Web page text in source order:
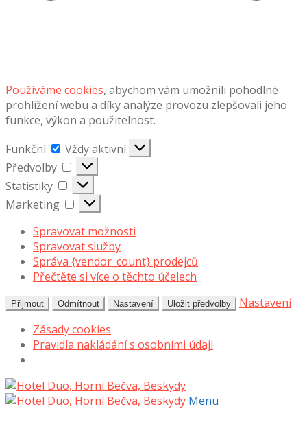
Používáme cookies, abychom vám umožnili pohodlné
prohlížení webu a díky analýze provozu zlepšovali jeho
funkce, výkon a použitelnost.
Funkční
Funkční
Vždy aktivní
Předvolby
Předvolby
Statistiky
Statistiky
Marketing
Marketing
Spravovat možnosti
Spravovat služby
Správa {vendor_count} prodejců
Přečtěte si více o těchto účelech
Přijmout Odmítnout Nastavení Uložit předvolby
Nastavení
Zásady cookies
Pravidla nakládání s osobními údaji
Přeskočit
na
Přejít
k
Menu